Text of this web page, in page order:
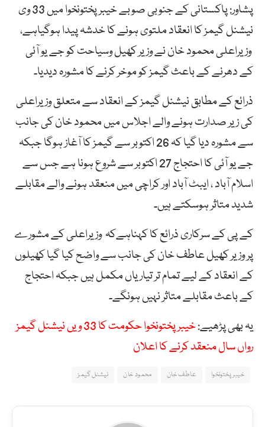
پشاور: پاکستانی کے جنوبی صوبے خیبرپختونخوا میں 33 وی
نیشنل گیمز کا انعقاد ملتوی ہونے کا خدشہ پیدا ہوگیاہے،
وزیراعلی محمود خان نے وزیر کھیل وسیاحت کو جے یو آئی
کے دھرنے کے باعث گیمز کو موخر کرنے کا مشورہ دیدیا۔
ذرائع کے مطابق نیشنل گیمز کے انعقاد سے متعلق وزیراعلی
کی زیر صدارت ہونے والے اجلاس میں محمود خان کی جانب
سے مشورہ دیا گیا کہ 26 اکتوبر سے گیمز کا آغاز ہوگا جبکہ
جے یو آئی کا احتجاج 27 اکتوبر سے شروع ہونا ہے جس سے
اسلام آباد ، ایبٹ آباد اور کراچی میں منعقد ہونے والے مقابلے
شدید متاثر ہوسکتے ہیں۔
کے پی کے سرکاری ذرائع کا کہناہےکہ وزیراعلی کے مشورے
پر وزیر کھیل عاطف خان کی جانب سے واضح کیا گیا کھیلوں
کے انعقاد کے لیے تمام تر تیاریاں مکمل ہیں جبکہ احتجاج
کے باعث مقابلے متاثر نہیں ہونگے۔
یہ بھی پڑھیے:
خیبرپختونخوا حکومت کا 33 ویں نیشنل گیمز
رواں سال منعقد کرنے کا اعلان
خیبر پختونخوا عاطف خان محمود خان نیشنل گیمز